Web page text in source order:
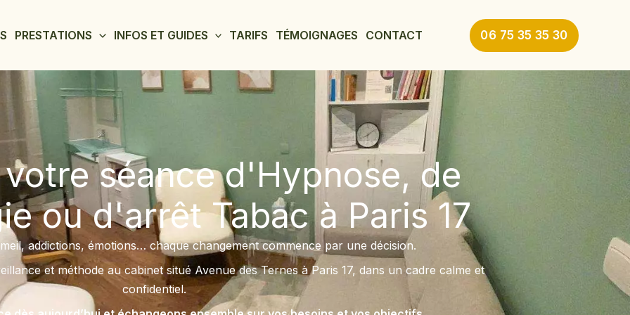
PRESTATIONS INFOS ET GUIDES TARIFS TÉMOIGNAGES CONTACT 06 75 35 35 30
votre séance d'Hypnose, de
ou d'arrêt Tabac à Paris 17
addictions, émotions… chaque changement commence par une décision.
et méthode au cabinet situé Avenue des Ternes à Paris 17, dans un cadre calme et
confidentiel.